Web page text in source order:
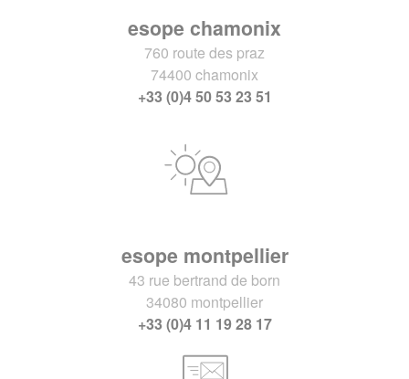
esope chamonix
760 route des praz
74400 chamonix
+33 (0)4 50 53 23 51
esope montpellier
43 rue bertrand de born
34080 montpellier
+33 (0)4 11 19 28 17